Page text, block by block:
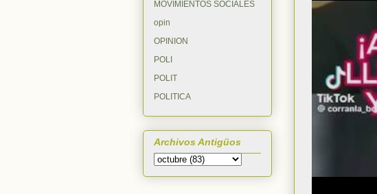
MOVIMIENTOS SOCIALES
opin
OPINION
POLI
POLIT
POLITICA
Archivos Antigüos